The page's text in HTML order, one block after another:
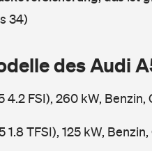
34)
des Audi
4.2 FSI), 260 kW, Benzin,
1.8 TFSI), 125 kW,